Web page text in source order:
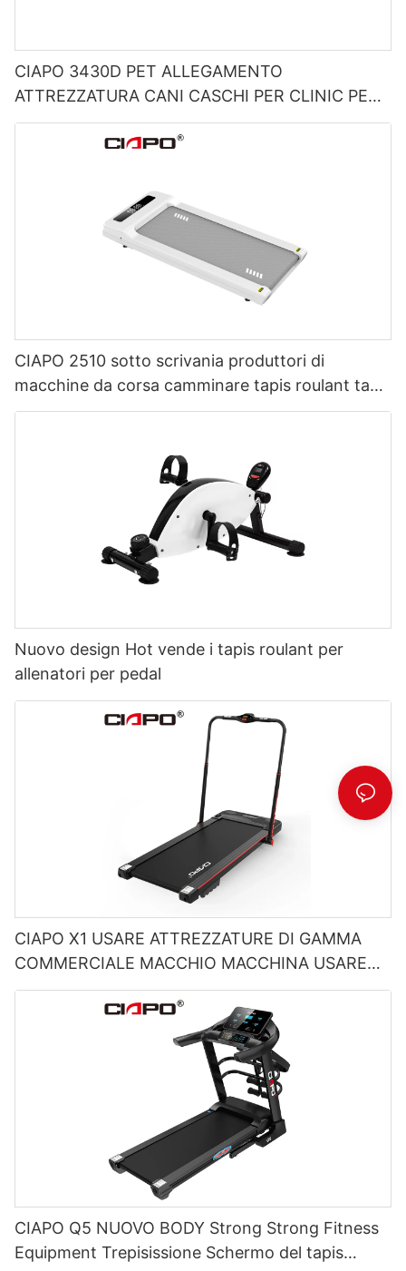
CIAPO 3430D PET ALLEGAMENTO
ATTREZZATURA CANI CASCHI PER CLINIC PET
E OSPEDALE ANIMALI
CIAPO 2510 sotto scrivania produttori di
macchine da corsa camminare tapis roulant tapis
roulant
Nuovo design Hot vende i tapis roulant per
allenatori per pedal
CIAPO X1 USARE ATTREZZATURE DI GAMMA
COMMERCIALE MACCHIO MACCHINA USARE
TRUSTRIGHT ELETTRICO
CIAPO Q5 NUOVO BODY Strong Strong Fitness
Equipment Trepisissione Schermo del tapis